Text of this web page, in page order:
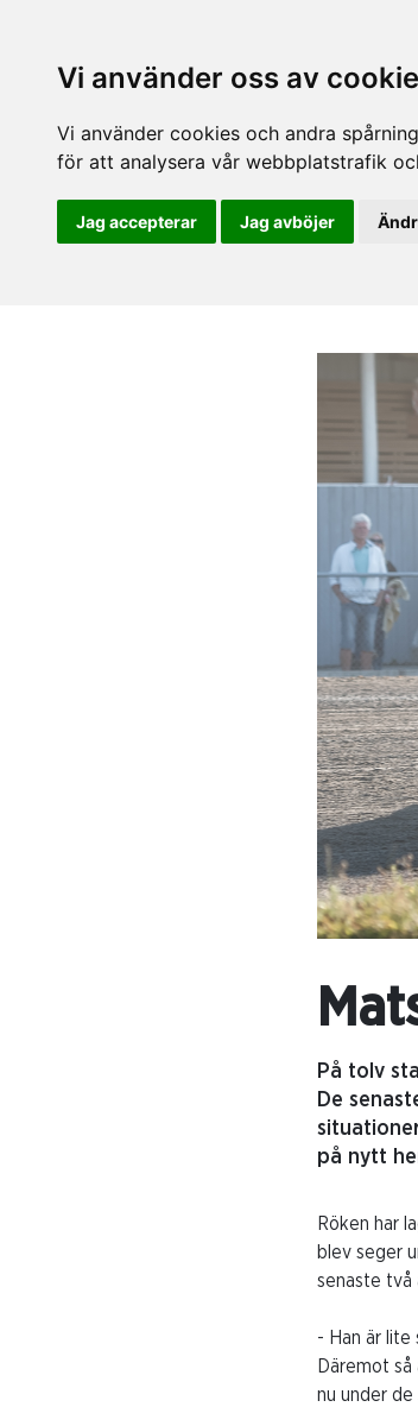
Vi använder oss av
Vi använder cookies och andra
för att analysera vår webbplatstrafik
Jag accepterar Jag avböjer
På tolv
De
på nytt
Röken har
blev seger
senaste två
- Han är lite
Däremot
nu under